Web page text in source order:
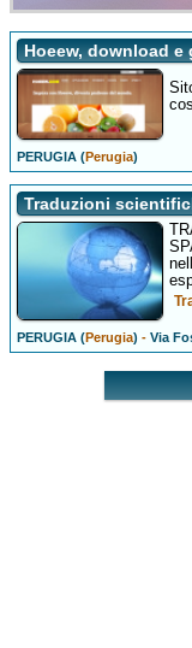
Hoeew, download e
PERUGIA (Perugia)
Traduzioni
PERUGIA (Perugia) -Via